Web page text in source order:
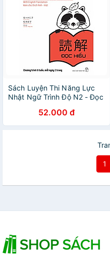
Sách Luyện Thi Năng Lực
Nhật Ngữ Trình Độ N2 - Đọc
52.000 đ
1